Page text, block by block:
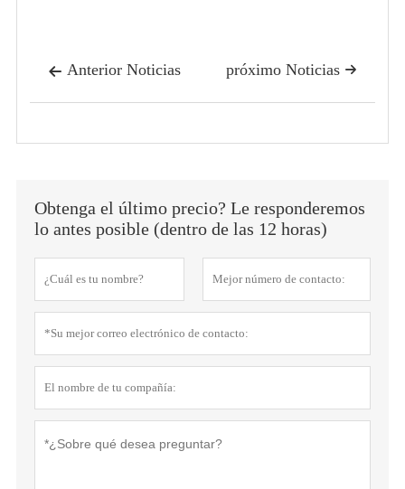
 Anterior Noticias 
próximo Noticias
Obtenga el último precio? Le responderemos
lo antes posible (dentro de las 12 horas)